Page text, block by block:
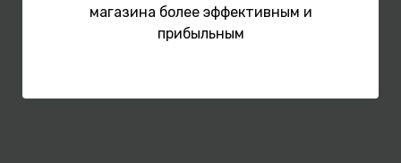
магазина более эффективным и
прибыльным